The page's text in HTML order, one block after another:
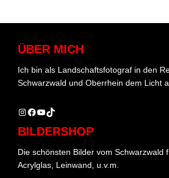
ÜBER MICH
Ich bin als Landschaftsfotograf in den
Schwarzwald und Oberrhein dem Licht
Instagram
Facebook
YouTube
TikTok
BILDERSHOP
Die schönsten Bilder vom Schwarzwald
Acrylglas, Leinwand, u.v.m.